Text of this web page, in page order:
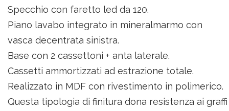
Specchio con faretto led da 120.
Piano lavabo integrato in mineralmarmo con
vasca decentrata sinistra.
Base con 2 cassettoni + anta laterale.
Cassetti ammortizzati ad estrazione totale.
Realizzato in MDF con rivestimento in polimerico.
Questa tipologia di finitura dona resistenza ai graffi